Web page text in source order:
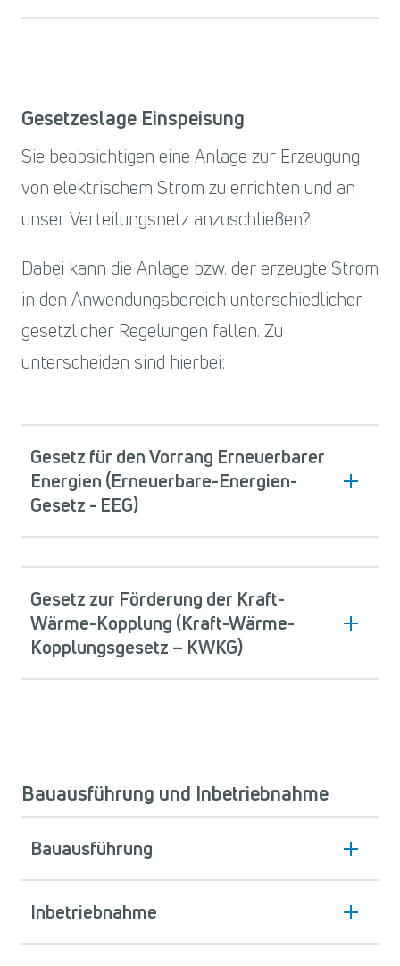
Gesetzeslage Einspeisung
Sie beabsichtigen eine Anlage zur Erzeugung
von elektrischem Strom zu errichten und an
unser Verteilungsnetz anzuschließen?
Dabei kann die Anlage bzw. der erzeugte Strom
in den Anwendungsbereich unterschiedlicher
gesetzlicher Regelungen fallen. Zu
unterscheiden sind hierbei:
Gesetz für den Vorrang Erneuerbarer
Energien (Erneuerbare-Energien-
Gesetz - EEG)
Gesetz zur Förderung der Kraft-
Wärme-Kopplung (Kraft-Wärme-
Kopplungsgesetz – KWKG)
Bauausführung und Inbetriebnahme
Bauausführung
Inbetriebnahme